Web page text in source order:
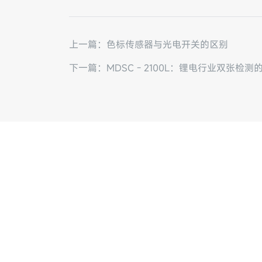
上一篇：色标传感器与光电开关的区别
下一篇：MDSC - 2100L：锂电行业双张检测